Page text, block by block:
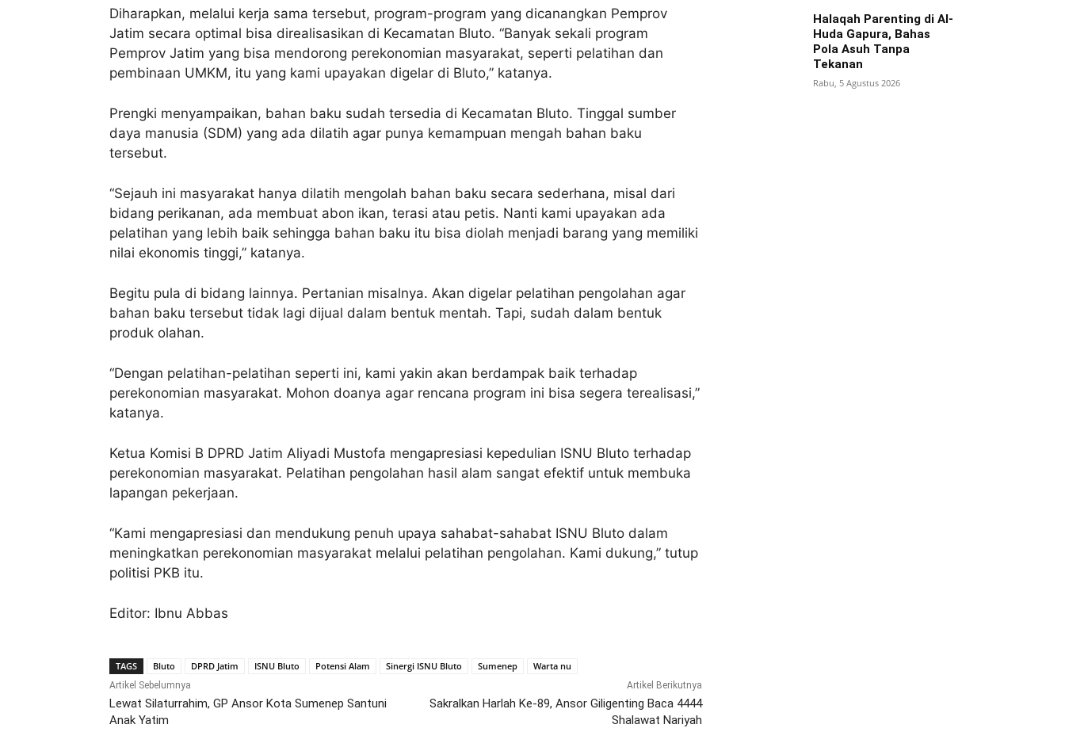
Diharapkan, melalui kerja sama tersebut, program-program yang dicanangkan Pemprov
Jatim secara optimal bisa direalisasikan di Kecamatan Bluto. “Banyak sekali program
Pemprov Jatim yang bisa mendorong perekonomian masyarakat, seperti pelatihan dan
pembinaan UMKM, itu yang kami upayakan digelar di Bluto,” katanya.
Prengki menyampaikan, bahan baku sudah tersedia di Kecamatan Bluto. Tinggal sumber
daya manusia (SDM) yang ada dilatih agar punya kemampuan mengah bahan baku
tersebut.
“Sejauh ini masyarakat hanya dilatih mengolah bahan baku secara sederhana, misal dari
bidang perikanan, ada membuat abon ikan, terasi atau petis. Nanti kami upayakan ada
pelatihan yang lebih baik sehingga bahan baku itu bisa diolah menjadi barang yang memiliki
nilai ekonomis tinggi,” katanya.
Begitu pula di bidang lainnya. Pertanian misalnya. Akan digelar pelatihan pengolahan agar
bahan baku tersebut tidak lagi dijual dalam bentuk mentah. Tapi, sudah dalam bentuk
produk olahan.
“Dengan pelatihan-pelatihan seperti ini, kami yakin akan berdampak baik terhadap
perekonomian masyarakat. Mohon doanya agar rencana program ini bisa segera terealisasi,”
katanya.
Ketua Komisi B DPRD Jatim Aliyadi Mustofa mengapresiasi kepedulian ISNU Bluto terhadap
perekonomian masyarakat. Pelatihan pengolahan hasil alam sangat efektif untuk membuka
lapangan pekerjaan.
“Kami mengapresiasi dan mendukung penuh upaya sahabat-sahabat ISNU Bluto dalam
meningkatkan perekonomian masyarakat melalui pelatihan pengolahan. Kami dukung,” tutup
politisi PKB itu.
Editor: Ibnu Abbas
TAGS Bluto DPRD Jatim ISNU Bluto Potensi Alam Sinergi ISNU Bluto Sumenep Warta nu
Artikel Sebelumnya
Lewat Silaturrahim, GP Ansor Kota Sumenep Santuni
Anak Yatim
Artikel Berikutnya
Sakralkan Harlah Ke-89, Ansor Giligenting Baca 4444
Shalawat Nariyah
Halaqah Parenting di Al-
Huda Gapura, Bahas
Pola Asuh Tanpa
Tekanan
Rabu, 5 Agustus 2026